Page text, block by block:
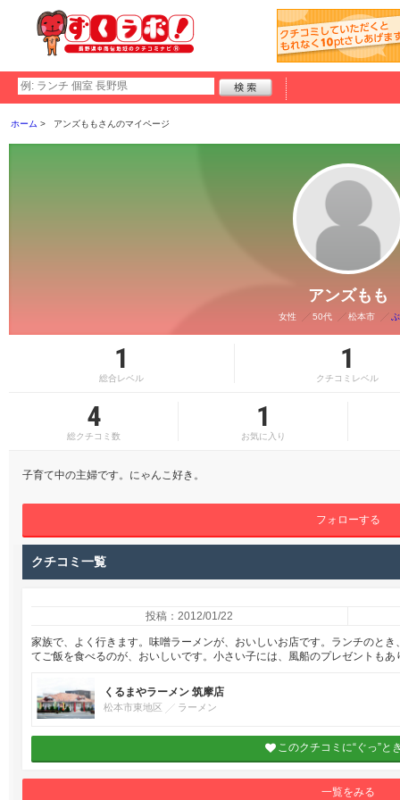
ホーム アンズももさんのマイページ
アンズもも
女性 50代 松本市
1
総合レベル
1
クチコミレベル
4
総クチコミ数
1
お気に入り
子育て中の主婦です。にゃんこ好き。
フォローする
クチコミ一覧
投稿：2012/01/22
家族で、よく行きます。味噌ラーメンが、おいしいお店です。ランチのと
てご飯を食べるのが、おいしいです。小さい子には、風船のプレゼントもあ
くるまやラーメン 筑摩店
松本市東地区 ラーメン
このクチコミに“ぐっ”と
一覧をみる